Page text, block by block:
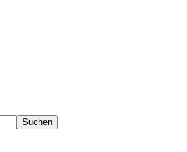
Suchen